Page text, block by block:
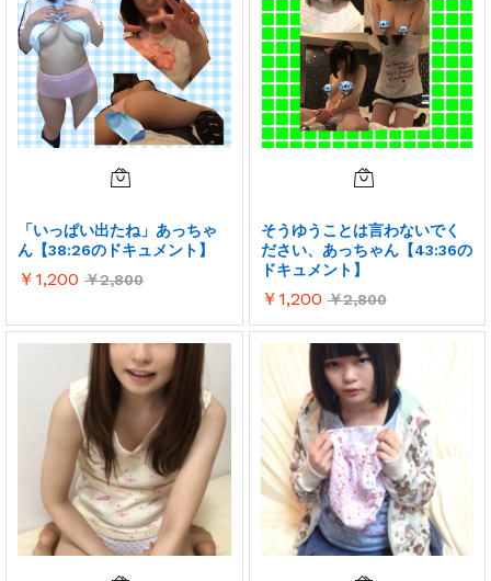
「いっぱい出たね」あっちゃ
ん【38:26のドキュメント】
￥ 1,200 ￥2,800
そうゆうことは言わないでく
ださい、あっちゃん【43:36の
ドキュメント】
￥ 1,200 ￥2,800